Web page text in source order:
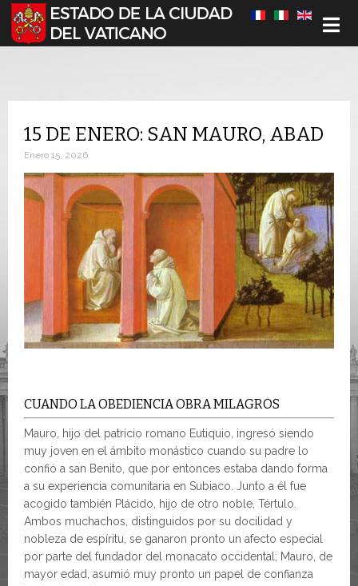
Seleccione su idioma
15 DE ENERO: SAN MAURO, ABAD
Enero 15, 2026
CUANDO LA OBEDIENCIA OBRA MILAGROS
Mauro, hijo del patricio romano Eutiquio, ingresó siendo
muy joven en el ámbito monástico cuando su padre lo
confió a san Benito, que por entonces estaba dando forma
a su experiencia comunitaria en Subiaco. Junto a él fue
acogido también Plácido, hijo de otro noble, Tértulo.
Ambos muchachos, distinguidos por su docilidad y
nobleza de espíritu, se ganaron pronto un afecto especial
por parte del fundador del monacato occidental; Mauro, de
mayor edad, asumió muy pronto un papel de confianza